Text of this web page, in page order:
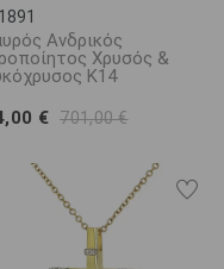
Ανδρικός
Χρυσός &
Κ14
€ 701,00 €